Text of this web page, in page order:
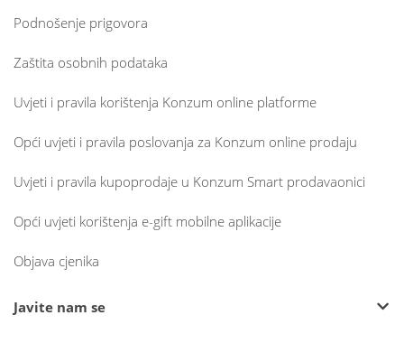
Podnošenje prigovora
Zaštita osobnih podataka
Uvjeti i pravila korištenja Konzum online platforme
Opći uvjeti i pravila poslovanja za Konzum online prodaju
Uvjeti i pravila kupoprodaje u Konzum Smart prodavaonici
Opći uvjeti korištenja e-gift mobilne aplikacije
Objava cjenika
Javite nam se